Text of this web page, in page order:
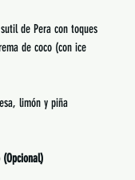
de Pera con toques
de coco (con ice
limón y piña